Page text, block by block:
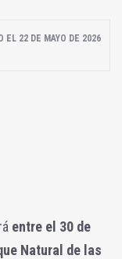
EL 22 DE MAYO DE 2026
entre el 30 de
Natural de las